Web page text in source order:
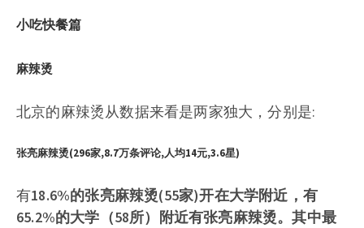
小吃快餐篇
麻辣烫
北京的麻辣烫从数据来看是两家独大，分别是:
张亮麻辣烫(296家,8.7万条评论,人均14元,3.6星)
有18.6%的张亮麻辣烫(55家)开在大学附近，有
65.2%的大学（58所）附近有张亮麻辣烫。其中最